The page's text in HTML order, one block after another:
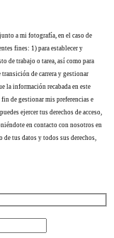
a mi fotografía, en el caso de
fines: 1) para establecer y
de trabajo o tarea, así como para
de carrera y gestionar
la información recabada en este
de gestionar mis preferencias e
ejercer tus derechos de acceso,
en contacto con nosotros en
de tus datos y todos sus derechos,